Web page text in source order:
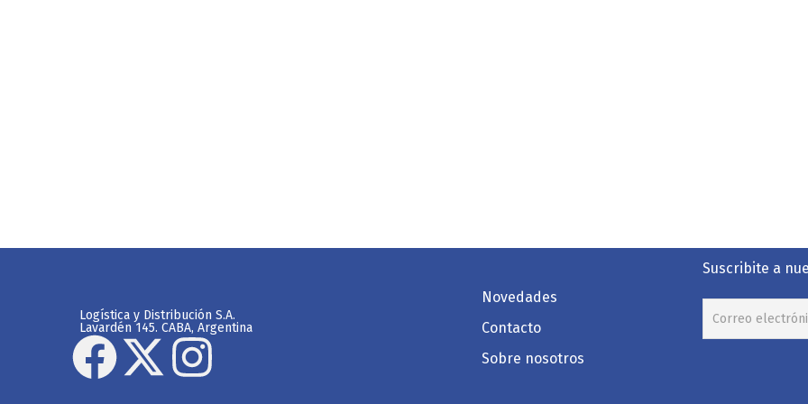
Logística y Distribución S.A.
Lavardén 145. CABA, Argentina
Novedades
Contacto
Sobre nosotros
Suscribite a